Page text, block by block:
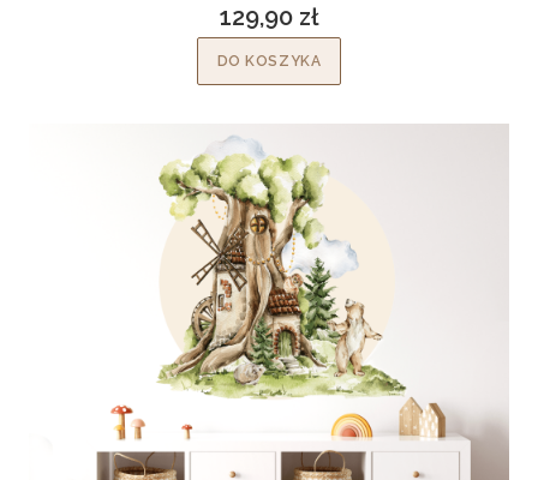
Cena
129,90 zł
DO KOSZYKA